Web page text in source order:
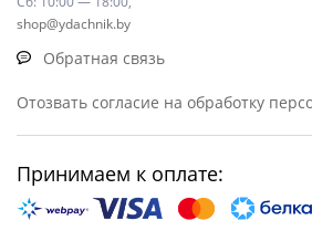
shop@ydachnik.by
Обратная связь
Отозвать согласие на обработку
Принимаем к оплате: